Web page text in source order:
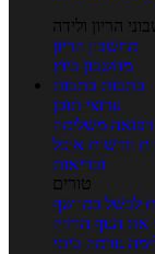
הריון ולידה
מחשבון הריון
מחשבון ביוץ
כתבות כתבות
ערוצי תוכן
רפואה משלימה
חדשות אוכל
ובריאות
טורים
לבשל כמו שף
את הגוף הרזיה
גורמה ביתי